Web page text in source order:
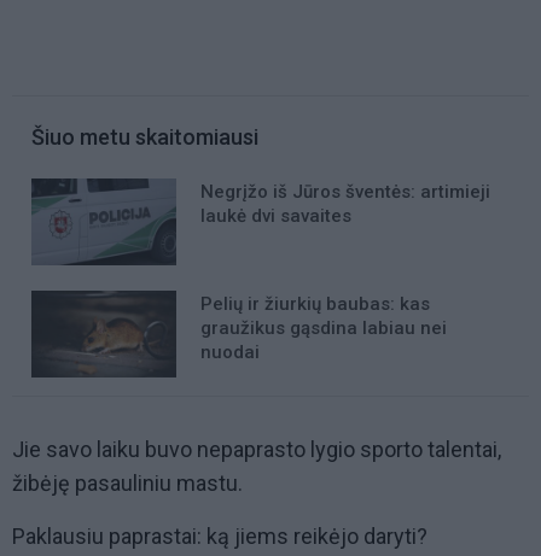
Šiuo metu skaitomiausi
Negrįžo iš Jūros šventės: artimieji
laukė dvi savaites
Pelių ir žiurkių baubas: kas
graužikus gąsdina labiau nei
nuodai
Jie savo laiku buvo nepaprasto lygio sporto talentai,
žibėję pasauliniu mastu.
Paklausiu paprastai: ką jiems reikėjo daryti?